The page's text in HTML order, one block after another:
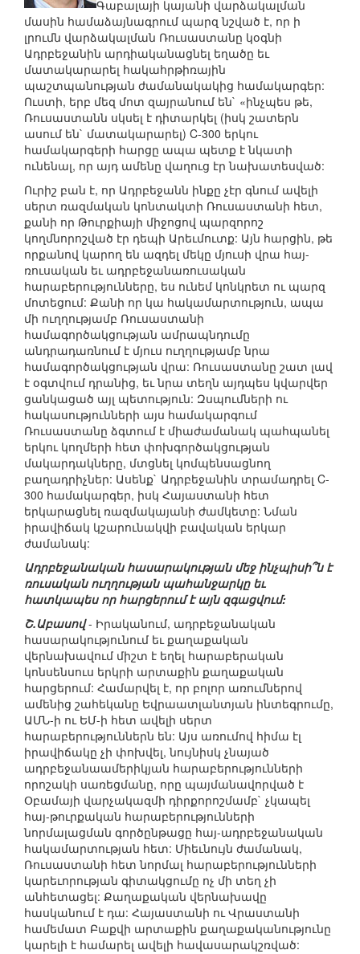
Գաբալայի կայանի վարձակալման
մասին համաձայնագրում պարզ նշված է, որ ի
լրումն վարձակալման Ռուսաստանը կօգնի
Ադրբեջանին արդիականացնել եղածը եւ
մատակարարել հակահրթիռային
պաշտպանության ժամանակակից համակարգեր:
Ուստի, երբ մեզ մոտ զայրանում են` «ինչպես թե,
Ռուսաստանն սկսել է դիտարկել (իսկ շատերն
ասում են` մատակարարել) C-300 երկու
համակարգերի հարցը ապա պետք է նկատի
ունենալ, որ այդ ամենը վաղուց էր նախատեսված:
Ուրիշ բան է, որ Ադրբեջանն ինքը չէր գնում ավելի
սերտ ռազմական կոնտակտի Ռուսաստանի հետ,
քանի որ Թուրքիայի միջոցով պարզորոշ
կողմնորոշված էր դեպի Արեւմուտք: Այն հարցին, թե
որքանով կարող են ազդել մեկը մյուսի վրա հայ-
ռուսական եւ ադրբեջանառուսական
հարաբերությունները, ես ունեմ կոնկրետ ու պարզ
մոտեցում: Քանի որ կա հակամարտություն, ապա
մի ուղղությամբ Ռուսաստանի
համագործակցության ամրապնդումը
անդրադառնում է մյուս ուղղությամբ նրա
համագործակցության վրա: Ռուսաստանը շատ լավ
է օգտվում դրանից, եւ նրա տեղն այդպես կվարվեր
ցանկացած այլ պետություն: Զսպումների ու
հակասությունների այս համակարգում
Ռուսաստանը ձգտում է միաժամանակ պահպանել
երկու կողմերի հետ փոխգործակցության
մակարդակները, մտցնել կոմպենսացնող
բաղադրիչներ: Ասենք` Ադրբեջանին տրամադրել C-
300 համակարգեր, իսկ Հայաստանի հետ
երկարացնել ռազմակայանի ժամկետը: Նման
իրավիճակ կշարունակվի բավական երկար
ժամանակ:
Ադրբեջանական հասարակության մեջ ինչպիսի՞ն է
ռուսական ուղղության պահանջարկը եւ
հատկապես որ հարցերում է այն զգացվում:
Շ.Աբասով- Իրականում, ադրբեջանական
հասարակությունում եւ քաղաքական
վերնախավում միշտ է եղել հարաբերական
կոնսենսուս երկրի արտաքին քաղաքական
հարցերում: Համարվել է, որ բոլոր առումներով
ամենից շահեկանը Եվրաատլանտյան ինտեգրումը,
ԱՄՆ-ի ու ԵՄ-ի հետ ավելի սերտ
հարաբերություններն են: Այս առումով հիմա էլ
իրավիճակը չի փոխվել, նույնիսկ չնայած
ադրբեջանաամերիկյան հարաբերությունների
որոշակի սառեցմանը, որը պայմանավորված է
Օբամայի վարչակազմի դիրքորոշմամբ` չկապել
հայ-թուրքական հարաբերությունների
նորմալացման գործընթացը հայ-ադրբեջանական
հակամարտության հետ: Միեւնույն ժամանակ,
Ռուսաստանի հետ նորմալ հարաբերությունների
կարեւորության գիտակցումը ոչ մի տեղ չի
անհետացել: Քաղաքական վերնախավը
հասկանում է դա: Հայաստանի ու Վրաստանի
համեմատ Բաքվի արտաքին քաղաքականությունը
կարելի է համարել ավելի հավասարակշռված: